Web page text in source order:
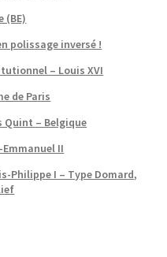
(BE)
polissage inversé !
– Louis XVI
de Paris
Quint – Belgique
II
Philippe I – Type Domard,